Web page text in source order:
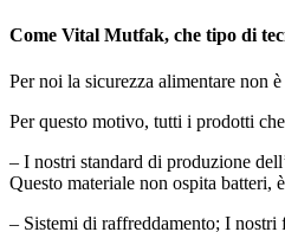
Come Vital Mutfak, che tipo di
Per noi la sicurezza alimentare non
Per questo motivo, tutti i prodotti
– I nostri standard di produzione
Questo materiale non ospita batteri,
– Sistemi di raffreddamento; I nostri